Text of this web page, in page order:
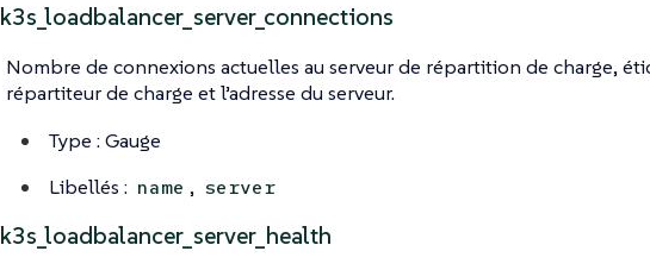
k3s_loadbalancer_server_connections
Nombre de connexions actuelles au serveur de répartition de charge,
répartiteur de charge et l’adresse du serveur.
Type : Gauge
Libellés : name , server
k3s_loadbalancer_server_health